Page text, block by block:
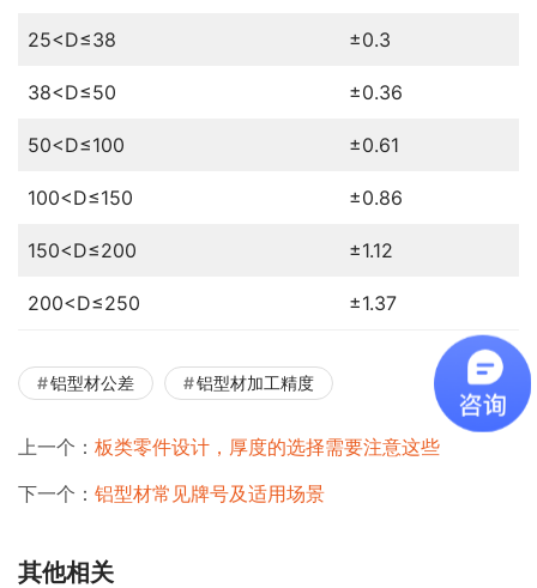
25<D≤38 ±0.3
38<D≤50 ±0.36
50<D≤100 ±0.61
100<D≤150 ±0.86
150<D≤200 ±1.12
200<D≤250 ±1.37
铝型材公差 铝型材加工精度
上一个： 板类零件设计，厚度的选择需要注意这些
下一个： 铝型材常见牌号及适用场景
其他相关